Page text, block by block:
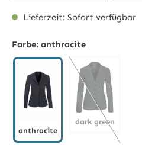
Lieferzeit: Sofort verfügbar
Farbe: anthracite
anthracite
dark green
dark green
(Diese